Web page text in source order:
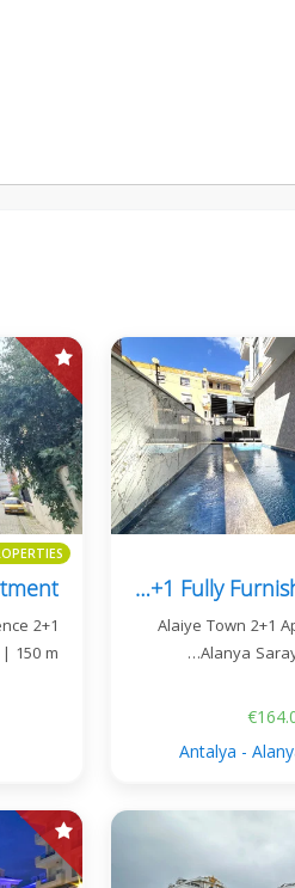
Alaiye Town Alanya Center 2+1 Fully Furnished Apartment
Alaiye Town 2+1
Alanya
Antalya -
2+1
m…